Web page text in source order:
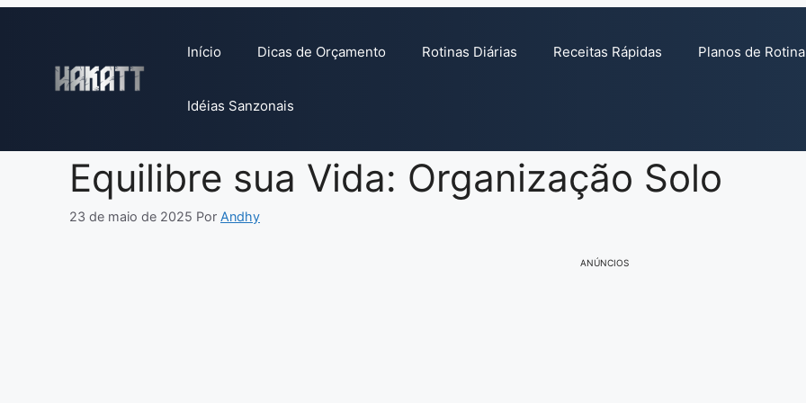
conteúdo
Início Dicas de Orçamento Rotinas Diárias Receitas Rápidas Planos de Rotina
Idéias Sanzonais
Equilibre sua Vida: Organização Solo
23 de maio de 2025 Por Andhy
ANÚNCIOS